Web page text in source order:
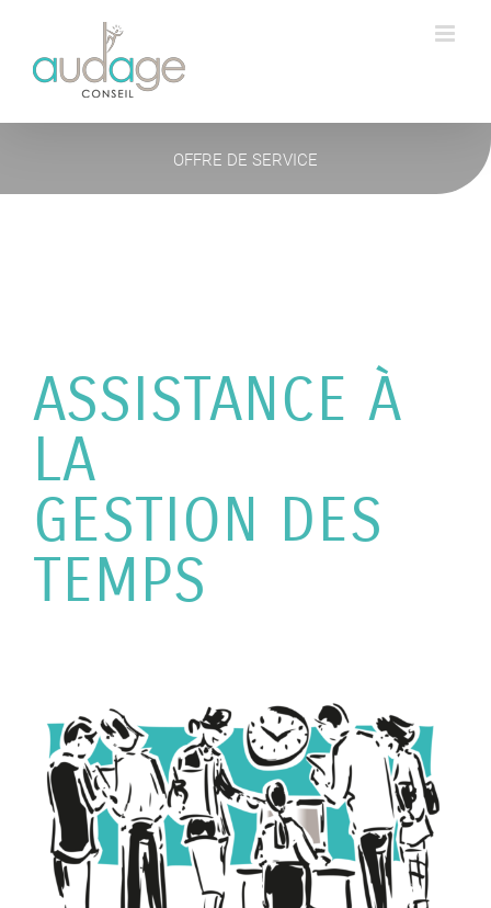
contenu
OFFRE DE SERVICE
ASSISTANCE À
LA
GESTION DES
TEMPS